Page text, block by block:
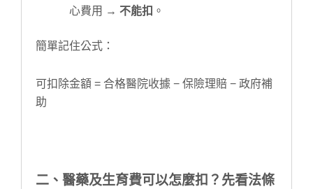
心費用 → 不能扣 。
簡單記住公式：
可扣除金額 = 合格醫院收據 − 保險理賠 − 政府補
助
二、醫藥及生育費可以怎麼扣？先看法條